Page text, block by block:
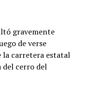
gravemente
de verse
la carretera estatal
del cerro del